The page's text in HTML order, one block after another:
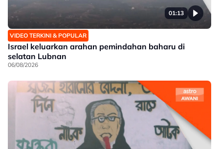
01:13
VIDEO TERKINI & POPULAR
Israel keluarkan arahan pemindahan baharu di
selatan Lubnan
06/08/2026